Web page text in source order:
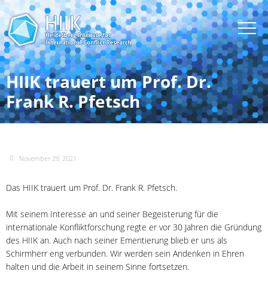
HIIK trauert um Prof. Dr.
Frank R. Pfetsch
November 29, 2021
Das HIIK trauert um Prof. Dr. Frank R. Pfetsch.
Mit seinem Interesse an und seiner Begeisterung für die
internationale Konfliktforschung regte er vor 30 Jahren die Gründung
des HIIK an. Auch nach seiner Emeritierung blieb er uns als
Schirmherr eng verbunden. Wir werden sein Andenken in Ehren
halten und die Arbeit in seinem Sinne fortsetzen.